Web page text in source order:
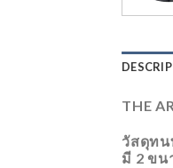
THE
วัสดุทน
มี 2 ขน